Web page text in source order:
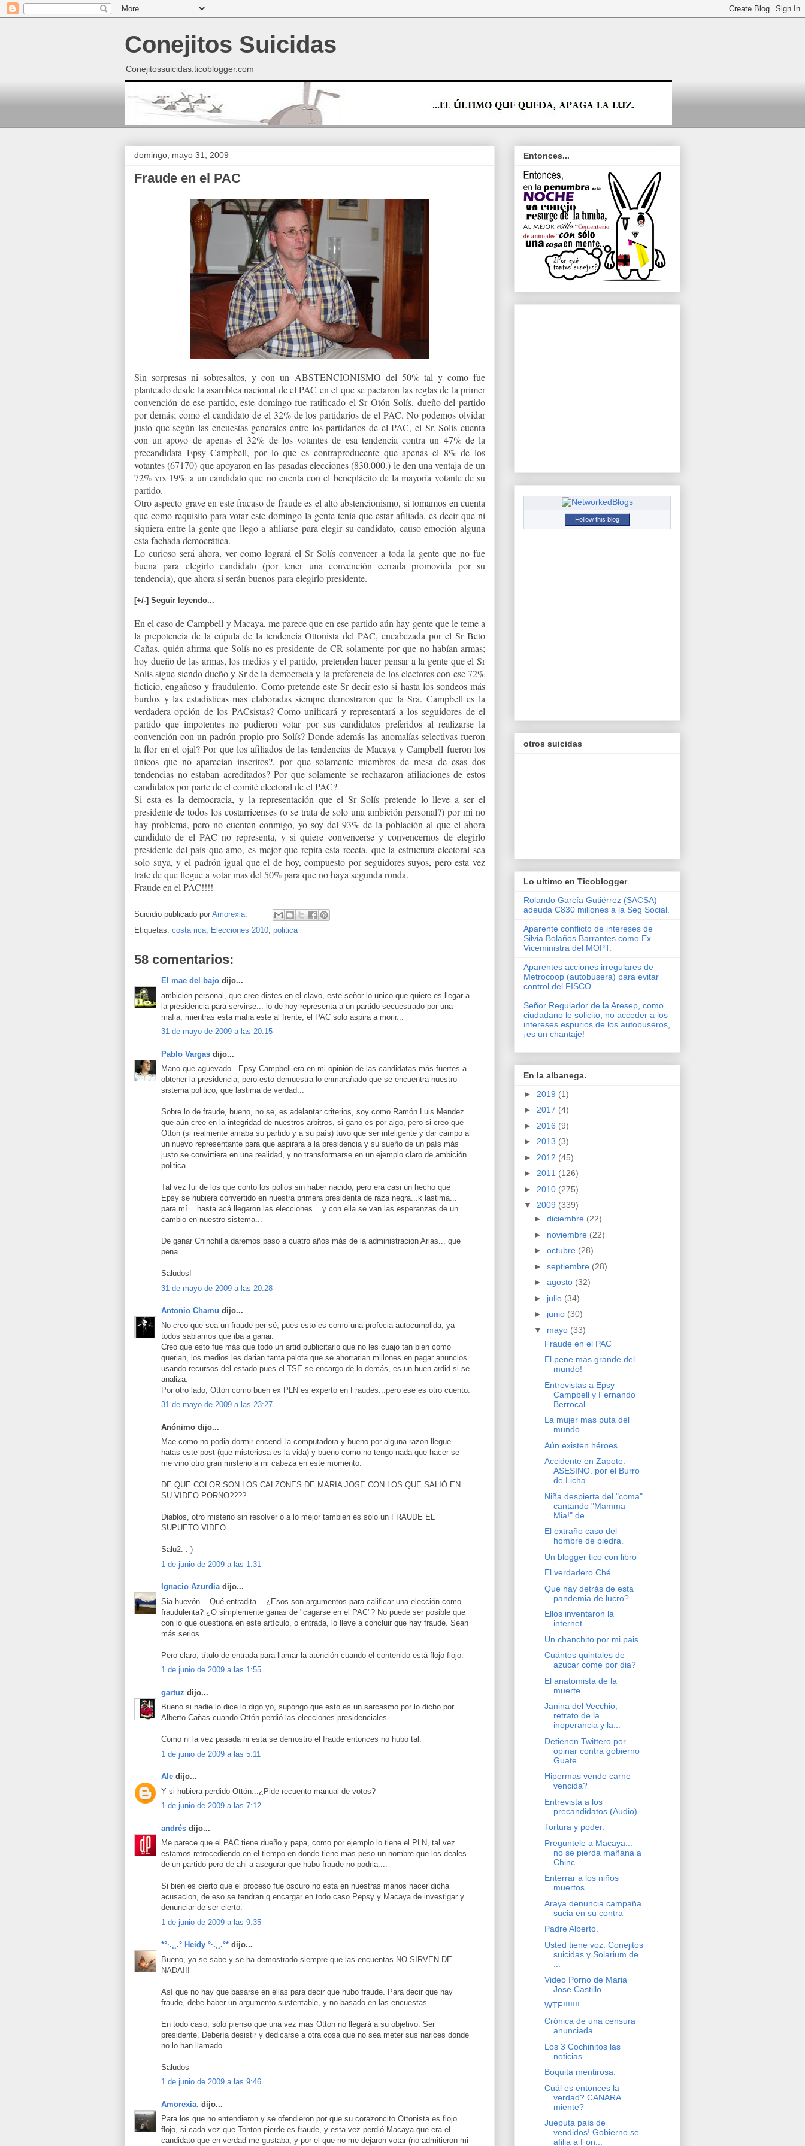
Conejitos Suicidas
Conejitossuicidas.ticoblogger.com
domingo, mayo 31, 2009
Fraude en el PAC
Sin sorpresas ni sobresaltos, y con un ABSTENCIONISMO del 50% tal y como fue
planteado desde la asamblea nacional de el PAC en el que se pactaron las reglas de la primer
convención de ese partido, este domingo fue ratificado el Sr Otón Solís, dueño del partido
por demás; como el candidato de el 32% de los partidarios de el PAC. No podemos olvidar
justo que según las encuestas generales entre los partidarios de el PAC, el Sr. Solís cuenta
con un apoyo de apenas el 32% de los votantes de esa tendencia contra un 47% de la
precandidata Epsy Campbell, por lo que es contraproducente que apenas el 8% de los
votantes (67170) que apoyaron en las pasadas elecciones (830.000.) le den una ventaja de un
72% vrs 19% a un candidato que no cuenta con el beneplácito de la mayoría votante de su
partido.
Otro aspecto grave en este fracaso de fraude es el alto abstencionismo, si tomamos en cuenta
que como requisito para votar este domingo la gente tenía que estar afiliada. es decir que ni
siquiera entre la gente que llego a afiliarse para elegir su candidato, causo emoción alguna
esta fachada democrática.
Lo curioso será ahora, ver como logrará el Sr Solís convencer a toda la gente que no fue
buena para elegirlo candidato (por tener una convención cerrada promovida por su
tendencia), que ahora si serán buenos para elegirlo presidente.
[+/-] Seguir leyendo...
En el caso de Campbell y Macaya, me parece que en ese partido aún hay gente que le teme a
la prepotencia de la cúpula de la tendencia Ottonista del PAC, encabezada por el Sr Beto
Cañas, quién afirma que Solís no es presidente de CR solamente por que no habían armas;
hoy dueño de las armas, los medios y el partido, pretenden hacer pensar a la gente que el Sr
Solís sigue siendo dueño y Sr de la democracia y la preferencia de los electores con ese 72%
ficticio, engañoso y fraudulento. Como pretende este Sr decir esto si hasta los sondeos más
burdos y las estadísticas mas elaboradas siempre demostraron que la Sra. Campbell es la
verdadera opción de los PACsistas? Como unificará y representará a los seguidores de el
partido que impotentes no pudieron votar por sus candidatos preferidos al realizarse la
convención con un padrón propio pro Solís? Donde además las anomalías selectivas fueron
la flor en el ojal? Por que los afiliados de las tendencias de Macaya y Campbell fueron los
únicos que no aparecían inscritos?, por que solamente miembros de mesa de esas dos
tendencias no estaban acreditados? Por que solamente se rechazaron afiliaciones de estos
candidatos por parte de el comité electoral de el PAC?
Si esta es la democracia, y la representación que el Sr Solís pretende lo lleve a ser el
presidente de todos los costarricenses (o se trata de solo una ambición personal?) por mi no
hay problema, pero no cuenten conmigo, yo soy del 93% de la población al que el ahora
candidato de el PAC no representa, y si quiere convencerse y convencernos de elegirlo
presidente del país que amo, es mejor que repita esta receta, que la estructura electoral sea
solo suya, y el padrón igual que el de hoy, compuesto por seguidores suyos, pero esta vez
trate de que llegue a votar mas del 50% para que no haya segunda ronda.
Fraude en el PAC!!!!
Suicidio publicado por Amorexia.
Etiquetas: costa rica, Elecciones 2010, politica
58 comentarios:
El mae del bajo dijo...
ambicion personal, que cree distes en el clavo, este señor lo unico que quiere es llegar a
la presidencia para servirse... lo de hoy representa a un partido secuestrado por una
mafia, mientras esta mafia este al frente, el PAC solo aspira a morir...
31 de mayo de 2009 a las 20:15
Pablo Vargas dijo...
Mano que aguevado...Epsy Campbell era en mi opinión de las candidatas más fuertes a
obtener la presidencia, pero esto demuestra lo enmarañado que se encuentra nuestro
sistema politico, que lastima de verdad...
Sobre lo de fraude, bueno, no se, es adelantar criterios, soy como Ramón Luis Mendez
que aún cree en la integridad de nuestros arbitros, si gano es por algo, pero si creo que
Otton (si realmente amaba su partido y a su país) tuvo que ser inteligente y dar campo a
un nuevo representante para que aspirara a la presidencia y su sueño de un país más
justo se convirtiera en una realidad, y no transformarse en un ejemplo claro de ambición
politica...
Tal vez fui de los que conto los pollos sin haber nacido, pero era casi un hecho que
Epsy se hubiera convertido en nuestra primera presidenta de raza negra...k lastima...
para mí... hasta acá llegaron las elecciones... y con ella se van las esperanzas de un
cambio en nuestro sistema...
De ganar Chinchilla daremos paso a cuatro años más de la administracion Arias... que
pena...
Saludos!
31 de mayo de 2009 a las 20:28
Antonio Chamu dijo...
No creo que sea un fraude per sé, pues esto es como una profecia autocumplida, ya
todos sabiamos que iba a ganar.
Creo que esto fue más que todo un artid publicitario que no les cuajo tan bien como
querian, los medios les darian tanta pelota que se ahorrarian millones en pagar anuncios
usando recursos del estado pues el TSE se encargo de lo demás, es un buen ardid si se
analiza.
Por otro lado, Ottón como buen ex PLN es experto en Fraudes...pero ese es otro cuento.
31 de mayo de 2009 a las 23:27
Anónimo dijo...
Mae como no podia dormir encendi la computadora y bueno por alguna razon llegue
hatas este post (que misteriosa es la vida) y bueno como no tengo nada que hacer se
me vino otro gran misterio a mi cabeza en este momento:
DE QUE COLOR SON LOS CALZONES DE MARIA JOSE CON LOS QUE SALIÒ EN
SU VIDEO PORNO????
Diablos, otro misterio sin resolver o a lo mejor tambien es solo un FRAUDE EL
SUPUETO VIDEO.
Salu2. :-)
1 de junio de 2009 a las 1:31
Ignacio Azurdiadijo...
Sia huevón... Qué entradita... ¿Esos son argumentos para calificar una elección como
fraudulenta? ¿O simplemente ganas de "cagarse en el PAC"? No puede ser posible que
con lo que cuestiona en este artículo, o entrada, lo lleve a concluir que hay fraude. Sean
más serios.
Pero claro, título de entrada para llamar la atención cuando el contenido está flojo flojo.
1 de junio de 2009 a las 1:55
gartuz dijo...
Bueno si nadie lo dice lo digo yo, supongo que esto es un sarcasmo por lo dicho por
Alberto Cañas cuando Ottón perdió las elecciones presidenciales.
Como ni la vez pasada ni esta se demostró el fraude entonces no hubo tal.
1 de junio de 2009 a las 5:11
Ale dijo...
Y si hubiera perdido Ottón...¿Pide recuento manual de votos?
1 de junio de 2009 a las 7:12
andrés dijo...
Me parece que el PAC tiene dueño y papa, como por ejemplo lo tiene el PLN, tal vez
estamos retrocediendo en el tiempo en donde tiene mas peso un nombre que los deales
de un partido pero de ahi a asegurar que hubo fraude no podria....
Si bien es cierto que el proceso fue oscuro no esta en nuestras manos hacer dicha
acusacion, de eso se tendran q encargar en todo caso Pepsy y Macaya de investigar y
denunciar de ser cierto.
1 de junio de 2009 a las 9:35
*°·.¸¸.° Heidy °·.¸¸.°* dijo...
Bueno, ya se sabe y se ha demostrado siempre que las encuentas NO SIRVEN DE
NADA!!!
Así que no hay que basarse en ellas para decir que hubo fraude. Para decir que hay
fraude, debe haber un argumento sustentable, y no basado en las encuestas.
En todo caso, solo pienso que una vez mas Otton no llegará a su objetivo: Ser
presidente. Debería desistir y dedicarse a otra cosa que no sea meter sus narices donde
no lo han llamado.
Saludos
1 de junio de 2009 a las 9:46
Amorexia. dijo...
Para los que no entendieron y se ofendieron por que su corazoncito Ottonista es flojo
flojo, si cada vez que Tonton pierde es fraude, y esta vez perdió Macaya que era el
candidato que en verdad me gustaba, y por el que no me dejaron votar (no admitieron mi
Entonces...
Follow this blog
otros suicidas
Lo ultimo en Ticoblogger
Rolando García Gutiérrez (SACSA)
adeuda ₵830 millones a la Seg Social.
Aparente conflicto de intereses de
Silvia Bolaños Barrantes como Ex
Viceministra del MOPT.
Aparentes acciones irregulares de
Metrocoop (autobusera) para evitar
control del FISCO.
Señor Regulador de la Aresep, como
ciudadano le solicito, no acceder a los
intereses espurios de los autobuseros,
¡es un chantaje!
En la albanega.
► 2019 (1)
► 2017 (4)
► 2016 (9)
► 2013 (3)
► 2012 (45)
► 2011 (126)
► 2010 (275)
▼ 2009 (339)
► diciembre (22)
► noviembre (22)
► octubre (28)
► septiembre (28)
► agosto (32)
► julio (34)
► junio (30)
▼ mayo (33)
Fraude en el PAC
El pene mas grande del
mundo!
Entrevistas a Epsy
Campbell y Fernando
Berrocal
La mujer mas puta del
mundo.
Aún existen héroes
Accidente en Zapote.
ASESINO. por el Burro
de Licha
Niña despierta del "coma"
cantando "Mamma
Mia!" de...
El extraño caso del
hombre de piedra.
Un blogger tico con libro
El verdadero Ché
Que hay detrás de esta
pandemia de lucro?
Ellos inventaron la
internet
Un chanchito por mi pais
Cuántos quintales de
azucar come por dia?
El anatomista de la
muerte.
Janina del Vecchio,
retrato de la
inoperancia y la...
Detienen Twittero por
opinar contra gobierno
Guate...
Hipermas vende carne
vencida?
Entrevista a los
precandidatos (Audio)
Tortura y poder.
Preguntele a Macaya...
no se pierda mañana a
Chinc...
Enterrar a los niños
muertos.
Araya denuncia campaña
sucia en su contra
Padre Alberto.
Usted tiene voz. Conejitos
suicidas y Solarium de
Video Porno de Maria
Jose Castillo
WTF!!!!!!!
Crónica de una censura
anunciada
Los 3 Cochinitos las
noticias
Boquita mentirosa.
Cuál es entonces la
verdad? CANARA
miente?
Jueputa país de
vendidos! Gobierno se
afilia a Fon...